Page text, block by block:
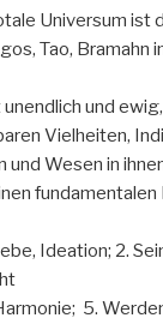
Universum ist
Tao, Bramahn
und
Vielheiten,
und Wesen in
fundamentalen
Ideation; 2.
5.